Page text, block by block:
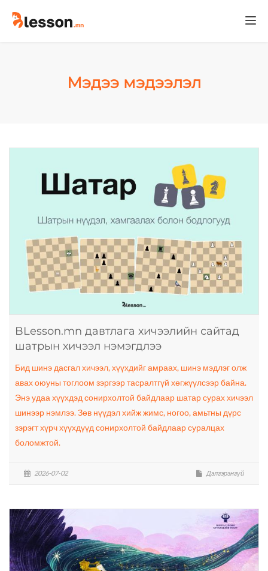
Мэдээ мэдээлэл
BLesson.mn давтлага хичээлийн сайтад
шатрын хичээл нэмэгдлээ
Бид шинэ дасгал хичээл, хүүхдийг амраах, шинэ мэдлэг олж
авах оюуны тоглоом зэргээр тасралтгүй хөгжүүлсээр байна.
Энэ удаа хүүхдэд сонирхолтой байдлаар шатар сурах хичээл
шинээр нэмлээ. Зөв нүүдэл хийж жимс, ногоо, амьтны дүрс
зэрэгт хүрч хүүхдүүд сонирхолтой байдлаар суралцах
боломжтой.
2026-07-02 Дэлгэрэнгүй